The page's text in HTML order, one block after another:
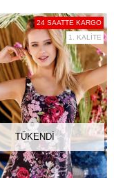
TÜKENDI
24 SAATTE KARGO
1. KALİTE